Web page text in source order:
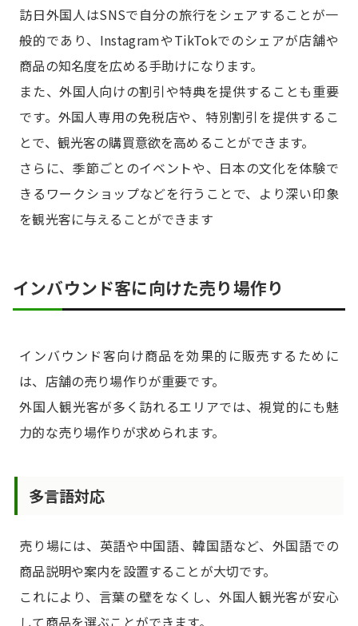
訪日外国人はSNSで自分の旅行をシェアすることが一
般的であり、InstagramやTikTokでのシェアが店舗や
商品の知名度を広める手助けになります。
また、外国人向けの割引や特典を提供することも重要
です。外国人専用の免税店や、特別割引を提供するこ
とで、観光客の購買意欲を高めることができます。
さらに、季節ごとのイベントや、日本の文化を体験で
きるワークショップなどを行うことで、より深い印象
を観光客に与えることができます
インバウンド客に向けた売り場作り
インバウンド客向け商品を効果的に販売するために
は、店舗の売り場作りが重要です。
外国人観光客が多く訪れるエリアでは、視覚的にも魅
力的な売り場作りが求められます。
多言語対応
売り場には、英語や中国語、韓国語など、外国語での
商品説明や案内を設置することが大切です。
これにより、言葉の壁をなくし、外国人観光客が安心
して商品を選ぶことができます。